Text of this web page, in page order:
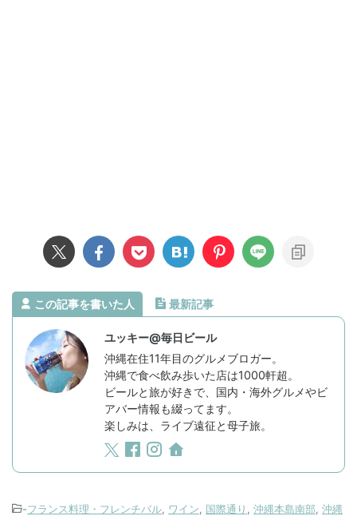
この記事を書いた人 最新記事
ユッキー@毎日ビール
沖縄在住11年目のグルメブロガー。
沖縄で食べ飲み歩いた店は1000軒超。
ビールと旅が好きで、国内・海外グルメやビ
アバー情報も綴ってます。
楽しみは、ライブ遠征と母子旅。
-フランス料理・フレンチバル, ワイン, 国際通り , 沖縄本島南部, 沖縄